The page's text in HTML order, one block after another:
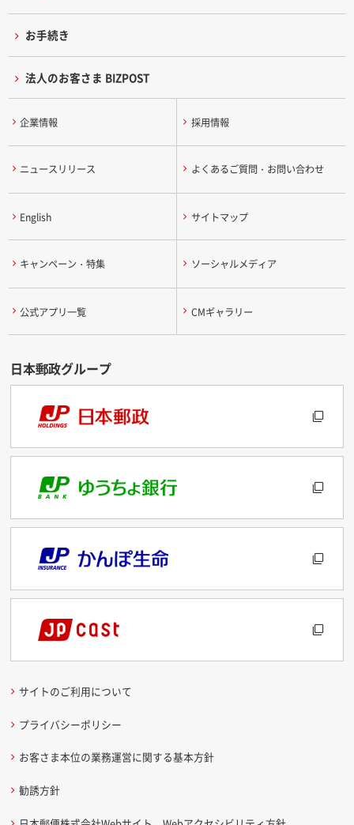
お手続き
法人のお客さま BIZPOST
企業情報 採用情報
ニュースリリース よくあるご質問・お問い合わせ
English サイトマップ
キャンペーン・特集 ソーシャルメディア
公式アプリ一覧 CMギャラリー
サイトのご利用について
プライバシーポリシー
お客さま本位の業務運営に関する基本方針
勧誘方針